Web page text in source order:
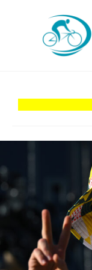
Tests de produits
Conseils
Tous nos articles
À propos